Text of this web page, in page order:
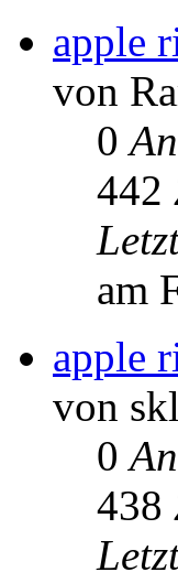
apple
von
0
442
am
apple
von
0
438